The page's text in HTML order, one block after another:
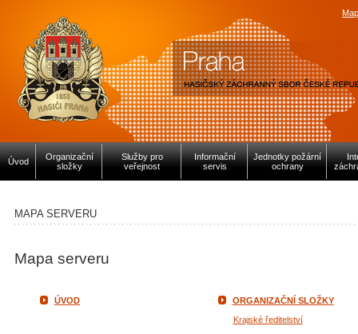
Úvod
Organizační
složky
Služby pro
veřejnost
Informační
servis
Jednotky požární
ochrany
MAPA SERVERU
Mapa serveru
ÚVOD
ORGANIZAČNÍ SLOŽKY
Krajské ředitelství